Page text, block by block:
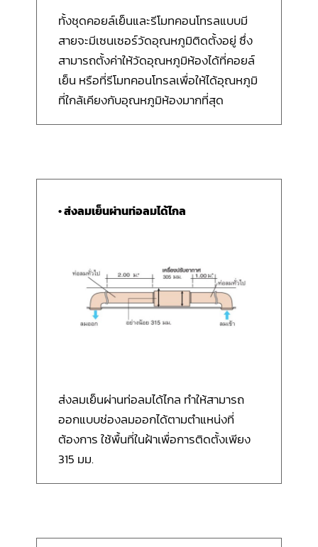
ทั้งชุดคอยล์เย็นและรีโมทคอนโทรลแบบมี
สายจะมีเซนเซอร์วัดอุณหภูมิติดตั้งอยู่ ซึ่ง
สามารถตั้งค่าให้วัดอุณหภูมิห้องได้ที่คอยล์
เย็น หรือที่รีโมทคอนโทรลเพื่อให้ได้อุณหภูมิ
ที่ใกล้เคียงกับอุณหภูมิห้องมากที่สุด
• ส่งลมเย็นผ่านท่อลมได้ไกล
ส่งลมเย็นผ่านท่อลมได้ไกล ทำให้สามารถ
ออกแบบช่องลมออกได้ตามตำแหน่งที่
ต้องการ ใช้พื้นที่ในฝ้าเพื่อการติดตั้งเพียง
315 มม.